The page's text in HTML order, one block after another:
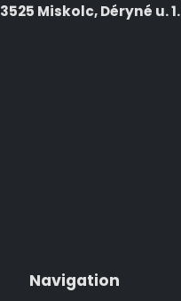
3525 Miskolc, Déryné u. 1.
Navigation